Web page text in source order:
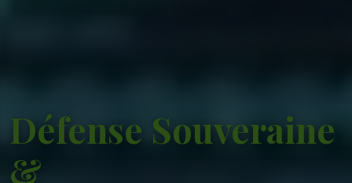
Défense Souveraine
&